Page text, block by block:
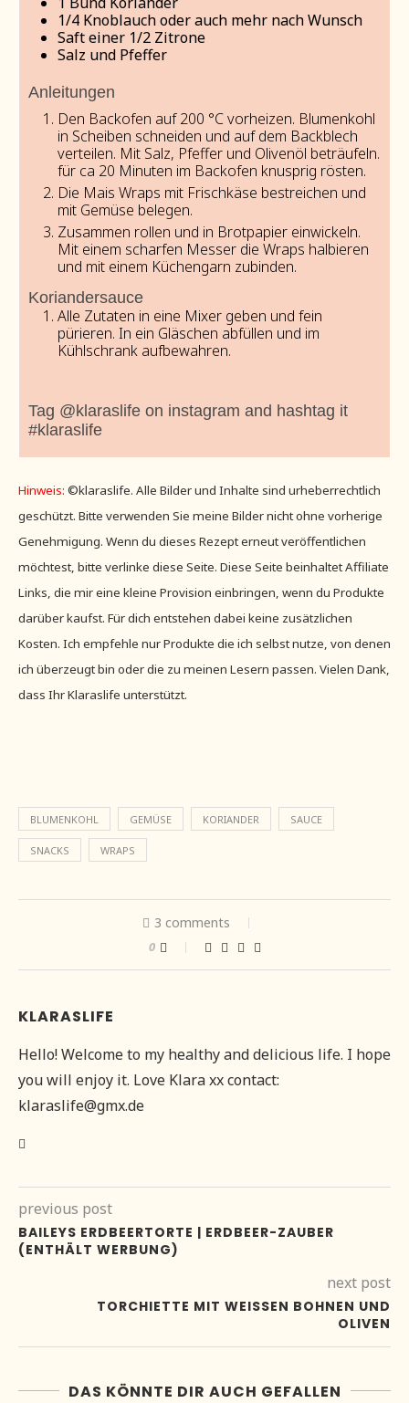
1/4 Knoblauch oder auch mehr nach Wunsch
Saft einer 1/2 Zitrone
Salz und Pfeffer
Anleitungen
Den Backofen auf 200 °C vorheizen. Blumenkohl
in Scheiben schneiden und auf dem Backblech
verteilen. Mit Salz, Pfeffer und Olivenöl beträufeln.
für ca 20 Minuten im Backofen knusprig rösten.
Die Mais Wraps mit Frischkäse bestreichen und
mit Gemüse belegen.
Zusammen rollen und in Brotpapier einwickeln.
Mit einem scharfen Messer die Wraps halbieren
und mit einem Küchengarn zubinden.
Koriandersauce
Alle Zutaten in eine Mixer geben und fein
pürieren. In ein Gläschen abfüllen und im
Kühlschrank aufbewahren.
Tag @klaraslife on instagram and hashtag it
#klaraslife
Hinweis: ©klaraslife. Alle Bilder und Inhalte sind urheberrechtlich
geschützt. Bitte verwenden Sie meine Bilder nicht ohne vorherige
Genehmigung. Wenn du dieses Rezept erneut veröffentlichen
möchtest, bitte verlinke diese Seite. Diese Seite beinhaltet Affiliate
Links, die mir eine kleine Provision einbringen, wenn du Produkte
darüber kaufst. Für dich entstehen dabei keine zusätzlichen
Kosten. Ich empfehle nur Produkte die ich selbst nutze, von denen
ich überzeugt bin oder die zu meinen Lesern passen. Vielen Dank,
dass Ihr Klaraslife unterstützt.
BLUMENKOHL GEMÜSE KORIANDER SAUCE
SNACKS WRAPS
3 comments
0
KLARASLIFE
Hello! Welcome to my healthy and delicious life. I hope
you will enjoy it. Love Klara xx contact:
klaraslife@gmx.de
previous post
BAILEYS ERDBEERTORTE | ERDBEER-ZAUBER
(ENTHÄLT WERBUNG)
next post
TORCHIETTE MIT WEISSEN BOHNEN UND O
LIVEN
DAS KÖNNTE DIR AUCH GEFALLEN